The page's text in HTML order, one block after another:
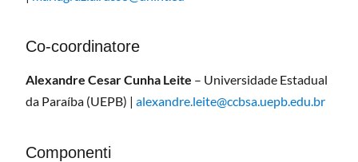
Co-coordinatore
Alexandre Cesar Cunha Leite – Universidade Estadual
da Paraíba (UEPB) | alexandre.leite@ccbsa.uepb.edu.br
Componenti